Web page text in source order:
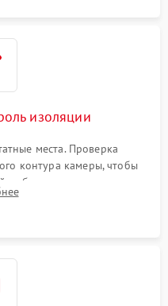
изоляции
места. Проверка
контура камеры, чтобы
мебели и потерю тепла.
корпуса шкафа.